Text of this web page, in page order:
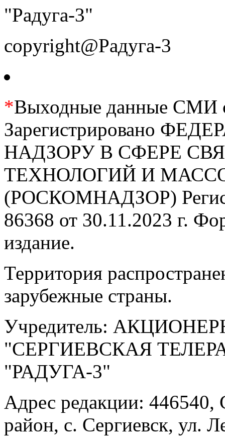
"Радуга-3"
copyright@Радуга-3
*Выходные данные СМИ
Зарегистрировано
НАДЗОРУ В СФЕРЕ
ТЕХНОЛОГИЙ И
(РОСКОМНАДЗОР)
86368 от 30.11.2023 г.
издание.
Территория
зарубежные страны.
Учредитель:
"СЕРГИЕВСКАЯ
"РАДУГА-3"
Адрес редакции: 446540,
район, с. Сергиевск, ул.